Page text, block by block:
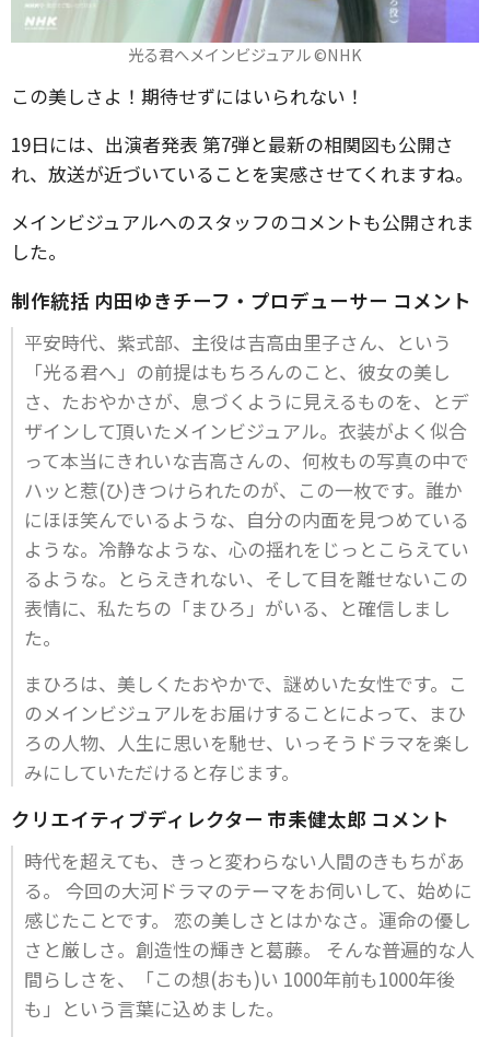
光る君へメインビジュアル ©NHK
この美しさよ！期待せずにはいられない！
19日には、出演者発表 第7弾と最新の相関図も公開さ
れ、放送が近づいていることを実感させてくれますね。
メインビジュアルへのスタッフのコメントも公開されま
した。
制作統括 内田ゆきチーフ・プロデューサー コメント
平安時代、紫式部、主役は吉高由里子さん、という
「光る君へ」の前提はもちろんのこと、彼女の美し
さ、たおやかさが、息づくように見えるものを、とデ
ザインして頂いたメインビジュアル。衣装がよく似合
って本当にきれいな吉高さんの、何枚もの写真の中で
ハッと惹(ひ)きつけられたのが、この一枚です。誰か
にほほ笑んでいるような、自分の内面を見つめている
ような。冷静なような、心の揺れをじっとこらえてい
るような。とらえきれない、そして目を離せないこの
表情に、私たちの「まひろ」がいる、と確信しまし
た。
まひろは、美しくたおやかで、謎めいた女性です。こ
のメインビジュアルをお届けすることによって、まひ
ろの人物、人生に思いを馳せ、いっそうドラマを楽し
みにしていただけると存じます。
クリエイティブディレクター 市耒健太郎 コメント
時代を超えても、きっと変わらない人間のきもちがあ
る。 今回の大河ドラマのテーマをお伺いして、始めに
感じたことです。 恋の美しさとはかなさ。運命の優し
さと厳しさ。創造性の輝きと葛藤。 そんな普遍的な人
間らしさを、「この想(おも)い 1000年前も1000年後
も」という言葉に込めました。